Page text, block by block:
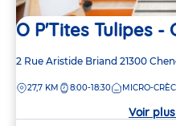
O P'Tites Tulipes -
Adresse
la
2 Rue Aristide Briand 21300
DISTANCE
27,7 KM 8:00-18:30 MICRO-
Voir